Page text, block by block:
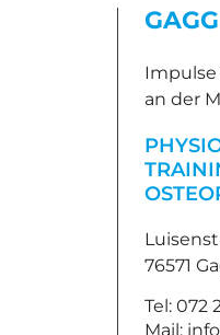
an der
76571
Tel: 072
Mail: